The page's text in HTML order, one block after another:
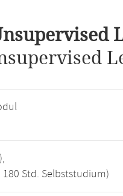
Std. Selbststudium)